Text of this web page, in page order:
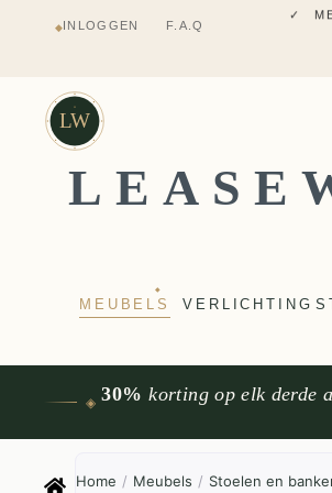
◆INLOGGEN F.A.Q
✓
LW
MEUBELS
◆
VERLICHTING
◈ 30% korting op elk derde
Home / Meubels / Stoelen en